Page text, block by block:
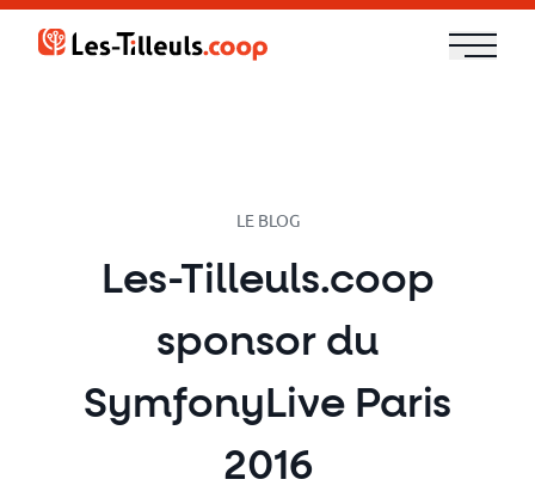
Aller
Formations
Cloud
DevOps
Technologies
LE BLOG
Les-Tilleuls.coop
sponsor du
SymfonyLive Paris
2016